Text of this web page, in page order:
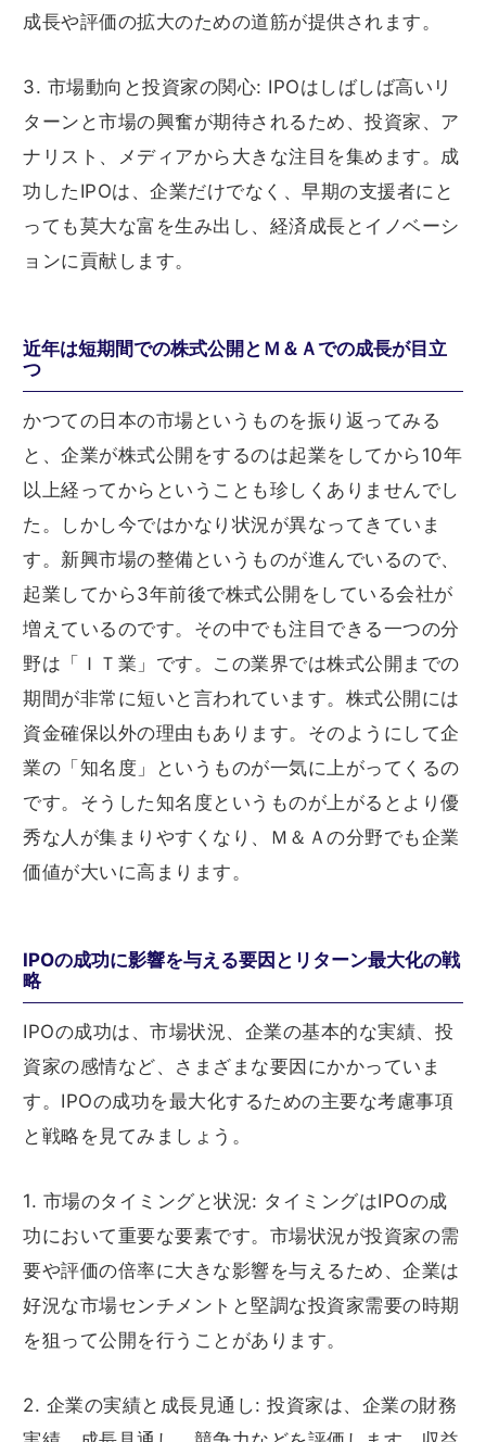
成長や評価の拡大のための道筋が提供されます。
3. 市場動向と投資家の関心: IPOはしばしば高いリ
ターンと市場の興奮が期待されるため、投資家、ア
ナリスト、メディアから大きな注目を集めます。成
功したIPOは、企業だけでなく、早期の支援者にと
っても莫大な富を生み出し、経済成長とイノベーシ
ョンに貢献します。
近年は短期間での株式公開とＭ＆Ａでの成長が目立
つ
かつての日本の市場というものを振り返ってみる
と、企業が株式公開をするのは起業をしてから10年
以上経ってからということも珍しくありませんでし
た。しかし今ではかなり状況が異なってきていま
す。新興市場の整備というものが進んでいるので、
起業してから3年前後で株式公開をしている会社が
増えているのです。その中でも注目できる一つの分
野は「ＩＴ業」です。この業界では株式公開までの
期間が非常に短いと言われています。株式公開には
資金確保以外の理由もあります。そのようにして企
業の「知名度」というものが一気に上がってくるの
です。そうした知名度というものが上がるとより優
秀な人が集まりやすくなり、Ｍ＆Ａの分野でも企業
価値が大いに高まります。
IPOの成功に影響を与える要因とリターン最大化の戦
略
IPOの成功は、市場状況、企業の基本的な実績、投
資家の感情など、さまざまな要因にかかっていま
す。IPOの成功を最大化するための主要な考慮事項
と戦略を見てみましょう。
1. 市場のタイミングと状況: タイミングはIPOの成
功において重要な要素です。市場状況が投資家の需
要や評価の倍率に大きな影響を与えるため、企業は
好況な市場センチメントと堅調な投資家需要の時期
を狙って公開を行うことがあります。
2. 企業の実績と成長見通し: 投資家は、企業の財務